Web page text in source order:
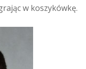
w koszykówkę.